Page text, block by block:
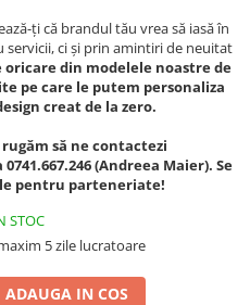
ți că brandul tău vrea să iasă în
ci și prin amintiri de neuitat
oricare din modelele noastre de
pe care le putem personaliza
creat de la zero.
să ne contactezi
(Andreea Maier). Se
pentru parteneriate!
STOC
5 zile lucratoare
ADAUGA IN COS